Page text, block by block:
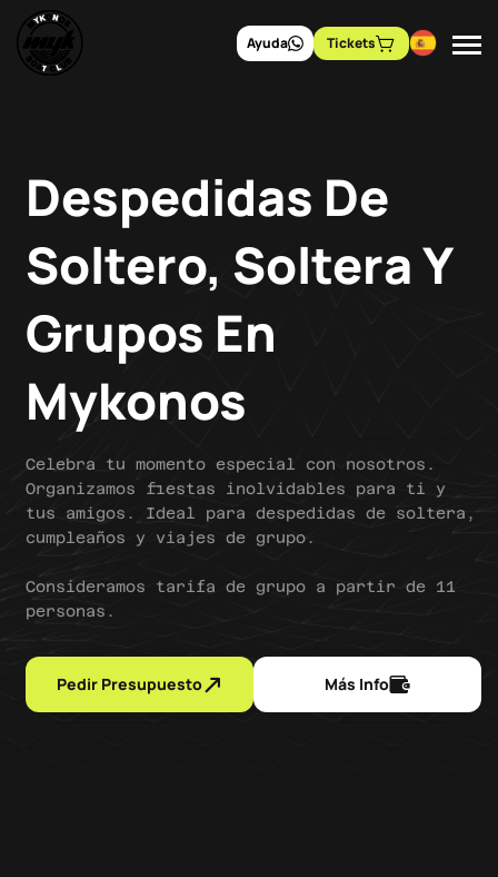
Ayuda Tickets
Despedidas De
Soltero, Soltera Y
Grupos En
Mykonos
Celebra tu momento especial con nosotros.
Organizamos fiestas inolvidables para ti y
tus amigos. Ideal para despedidas de soltera,
cumpleaños y viajes de grupo.
Consideramos tarifa de grupo a partir de 11
personas.
Pedir Presupuesto Más Info